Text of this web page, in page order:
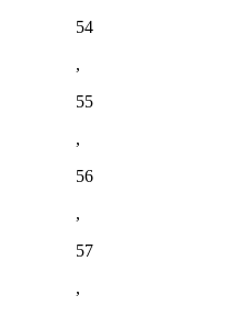
54
,
55
,
56
,
57
,